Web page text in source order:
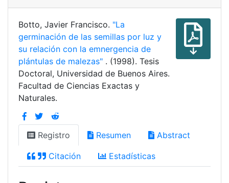
Botto, Javier Francisco. "La
germinación de las semillas por luz y
su relación con la emnergencia de
plántulas de malezas" . (1998). Tesis
Doctoral, Universidad de Buenos Aires.
Facultad de Ciencias Exactas y
Naturales.
Registro Resumen Abstract
Citación Estadísticas